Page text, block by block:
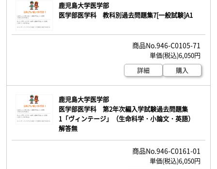
鹿児島大学医学部
医学部医学科 教科別過去問題集7[一般試験]A1
946-C0105-71
6,050円
詳細
購入
鹿児島大学医学部
医学部医学科 第2年次編入学試験過去問題集
1「ヴィンテージ」（生命科学・小論文・英語）
解答無
946-C0161-01
6,050円